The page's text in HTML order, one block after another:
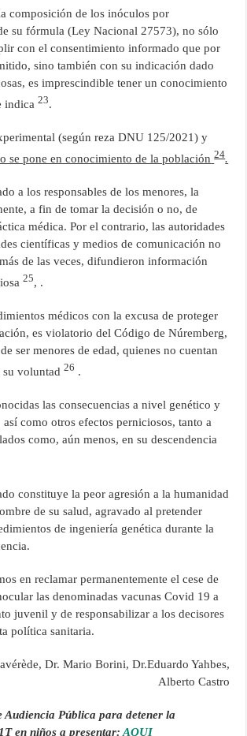
composición de los inóculos por
su fórmula (Ley Nacional 27573), no sólo
con el consentimiento informado que por
sino también con su indicación dado
es imprescindible tener un conocimiento
indica23.
(según reza DNU 125/2021) y
se pone en conocimiento de la población 24.
a los responsables de los menores, la
a fin de tomar la decisión o no, de
médica. Por el contrario, las autoridades
científicas y medios de comunicación no
de las veces, difundieron información
25, .
médicos con la excusa de proteger
es violatorio del Código de Núremberg,
ser menores de edad, quienes no cuentan
su voluntad26 .
las consecuencias a nivel genético y
como otros efectos perniciosos, tanto a
como, aún menos, en su descendencia
constituye la peor agresión a la humanidad
de su salud, agravado al pretender
de ingeniería genética durante la
en reclamar permanentemente el cese de
las denominadas vacunas Covid 19 a
juvenil y de responsabilizar a los decisores
política sanitaria.
Dr. Mario Borini, Dr.Eduardo Yahbes,
Alberto Castro
Audiencia Pública para detener la
en niños a presentar:AQUI